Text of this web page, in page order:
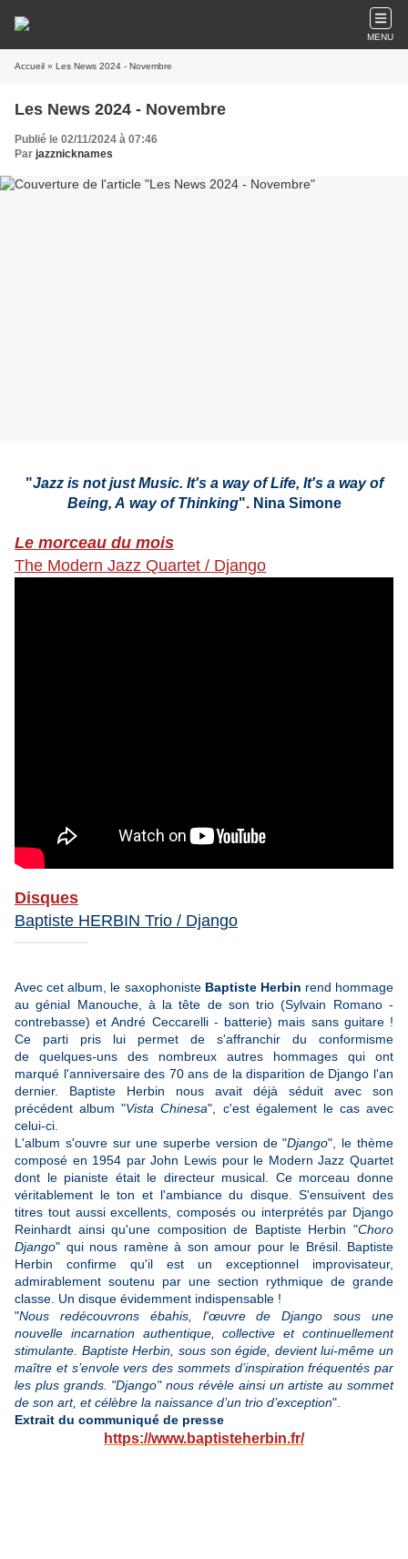
MENU
Accueil » Les News 2024 - Novembre
Les News 2024 - Novembre
Publié le 02/11/2024 à 07:46
Par jazznicknames
"Jazz is not just Music. It's a way of Life, It's a way of
Being, A way of Thinking". Nina Simone
Le morceau du mois
The Modern Jazz Quartet / Django
Disques
Baptiste HERBIN Trio / Django
Avec cet album, le saxophonisteBaptiste Herbin rend hommage
au génial Manouche, à la tête de son trio (Sylvain Romano -
contrebasse) et André Ceccarelli - batterie) mais sans guitare !
Ce parti pris lui permet de s'affranchir du conformisme
de quelques-uns des nombreux autres hommages qui ont
marqué l'anniversaire des 70 ans de la disparition de Django l'an
dernier. Baptiste Herbin nous avait déjà séduit avec son
précédent album "Vista Chinesa", c'est également le cas avec
celui-ci.
L'album s'ouvre sur une superbe version de "Django", le thème
composé en 1954 par John Lewis pour le Modern Jazz Quartet
dont le pianiste était le directeur musical. Ce morceau donne
véritablement le ton et l'ambiance du disque. S'ensuivent des
titres tout aussi excellents, composés ou interprétés par Django
Reinhardt ainsi qu'une composition de Baptiste Herbin "Choro
Django" qui nous ramène à son amour pour le Brésil. Baptiste
Herbin confirme qu'il est un exceptionnel improvisateur,
admirablement soutenu par une section rythmique de grande
classe. Un disque évidemment indispensable !
"Nous redécouvrons ébahis, l'œuvre de Django sous une
nouvelle incarnation authentique, collective et continuellement
stimulante. Baptiste Herbin, sous son égide, devient lui-même un
maître et s’envole vers des sommets d’inspiration fréquentés par
les plus grands. "Django" nous révèle ainsi un artiste au sommet
de son art, et célèbre la naissance d’un trio d’exception".
Extrait du communiqué de presse
https://www.baptisteherbin.fr/